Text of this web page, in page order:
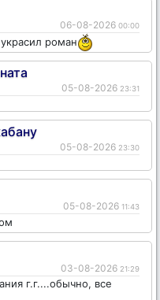
06-08-2026 00:00
роман
05-08-2026 23:31
05-08-2026 23:30
05-08-2026 11:43
03-08-2026 21:29
г.г....обычно, все